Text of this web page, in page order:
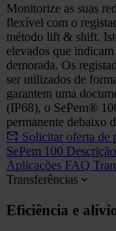
Monitorize as suas
flexível com o
método lift & shift.
elevados que
demorada. Os
ser utilizados de
garantem uma
(IP68), o SePem®
permanente debaixo
Solicitar oferta de
SePem 100
Aplicações FAQ
Transferências
Eficiência e